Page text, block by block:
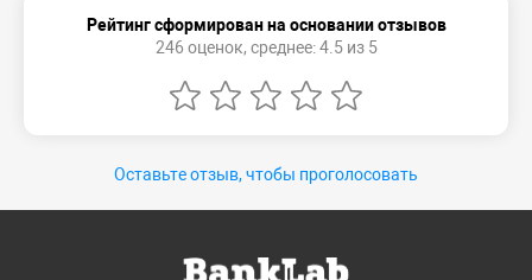
Рейтинг сформирован на основании отзывов
246 оценок, среднее: 4.5 из 5
Оставьте отзыв, чтобы проголосовать